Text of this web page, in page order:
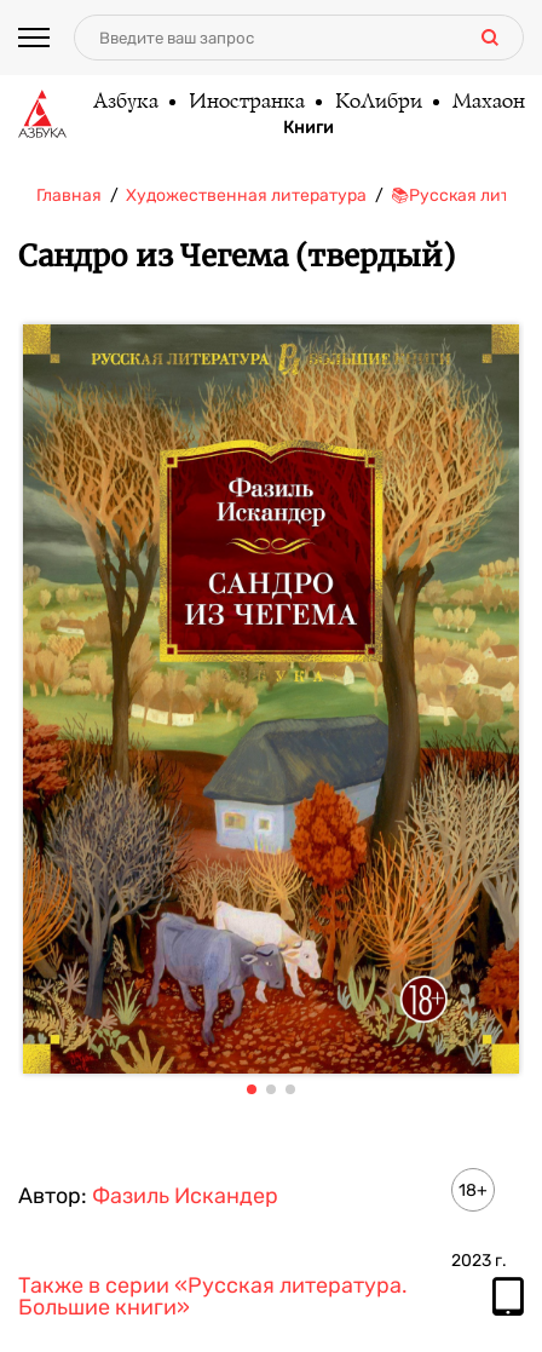
Азбука Иностранка КоЛибри Махаон
Книги
Главная Художественная литература 📚Русская
Сандро из Чегема (твердый)
Автор: Фазиль Искандер 18+
2023 г.
Также в серии «Русская литература.
Большие книги»